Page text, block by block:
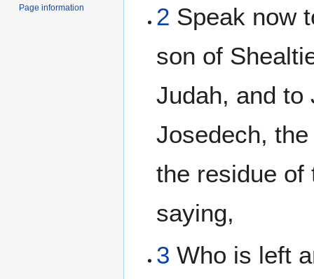
2 Speak now
son of
Judah, and to
Josedech,
the residue of
saying,
3 Who is left
Page information